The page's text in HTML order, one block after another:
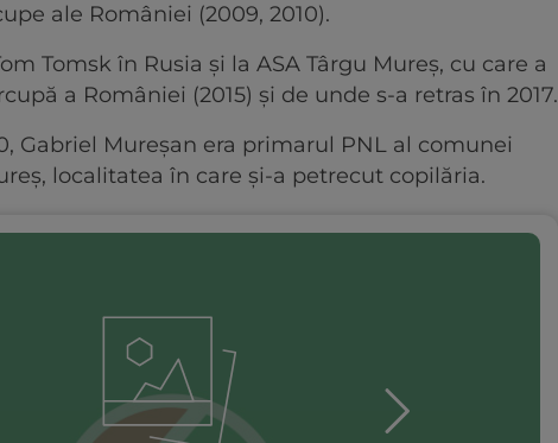
ale României (2009, 2010).
Tomsk în Rusia și la ASA Târgu Mureș, cu care a
a României (2015) și de unde s-a retras în 2017.
Gabriel Mureșan era primarul PNL al comunei
localitatea în care și-a petrecut copilăria.